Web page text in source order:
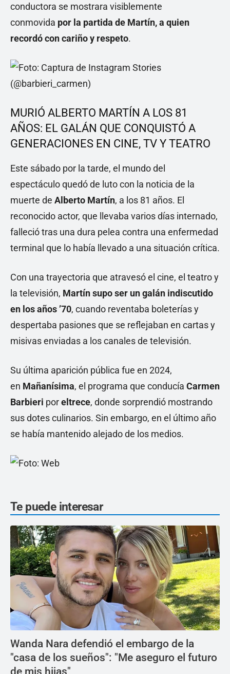
conductora se mostrara visiblemente
conmovida por la partida de Martín, a quien
recordó con cariño y respeto.
MURIÓ ALBERTO MARTÍN A LOS 81
AÑOS: EL GALÁN QUE CONQUISTÓ A
GENERACIONES EN CINE, TV Y TEATRO
Este sábado por la tarde, el mundo del
espectáculo quedó de luto con la noticia de la
muerte de Alberto Martín, a los 81 años. El
reconocido actor, que llevaba varios días internado,
falleció tras una dura pelea contra una enfermedad
terminal que lo había llevado a una situación crítica.
Con una trayectoria que atravesó el cine, el teatro y
la televisión, Martín supo ser un galán indiscutido
en los años ’70, cuando reventaba boleterías y
despertaba pasiones que se reflejaban en cartas y
misivas enviadas a los canales de televisión.
Su última aparición pública fue en 2024,
en Mañanísima, el programa que conducía Carmen
Barbieri poreltrece, donde sorprendió mostrando
sus dotes culinarios. Sin embargo, en el último año
se había mantenido alejado de los medios.
Te puede interesar
Wanda Nara defendió el embargo de la
"casa de los sueños": "Me aseguro el futuro
de mis hijas"